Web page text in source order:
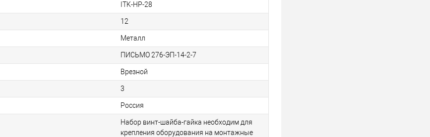
ITK-HP-28
12
Металл
ПИСЬМО 276-ЭП-14-2-7
Врезной
3
Россия
Набор винт-шайба-гайка необходим для
крепления оборудования на монтажные